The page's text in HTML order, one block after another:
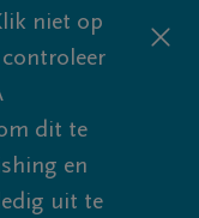
niet op
dit te
en
uit te